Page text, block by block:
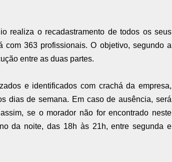
realiza o recadastramento de todos os seus
com 363 profissionais. O objetivo, segundo a
entre as duas partes.
e identificados com crachá da empresa,
dias de semana. Em caso de ausência, será
se o morador não for encontrado neste
da noite, das 18h às 21h, entre segunda e